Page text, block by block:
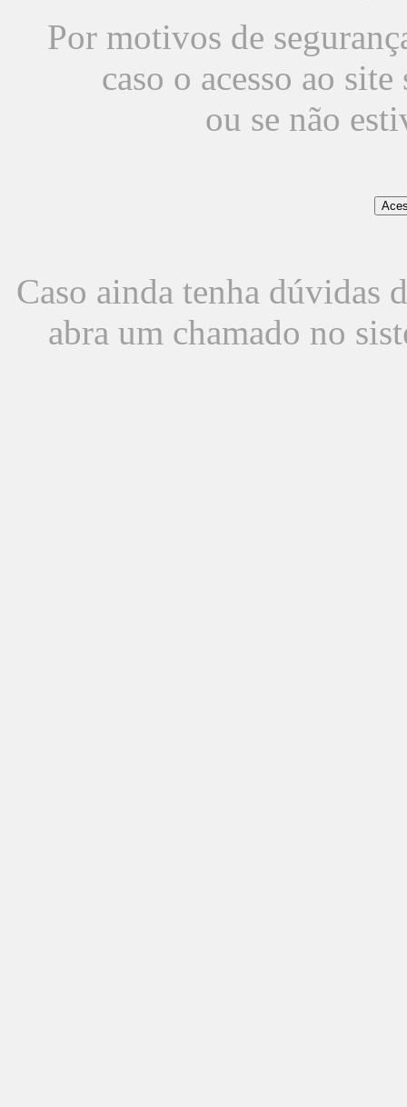
Por motivos de
caso o acesso ao
ou se não
Caso ainda tenha dúvidas
abra um chamado no